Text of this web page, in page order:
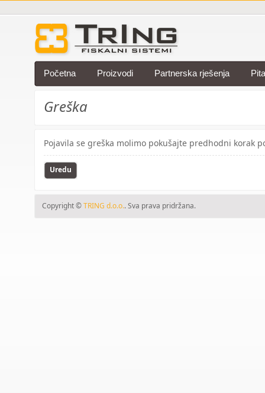
Početna Proizvodi Partnerska rješenja
Greška
Pojavila se greška molimo pokušajte predhodni korak
Uredu
Copyright ©TRING d.o.o.. Sva prava pridržana.